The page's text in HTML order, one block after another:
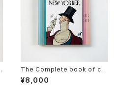
The Complete book of co
vers from the New Yorker,
1925-1989 (雑誌「ザ・ニューヨ
¥8,000